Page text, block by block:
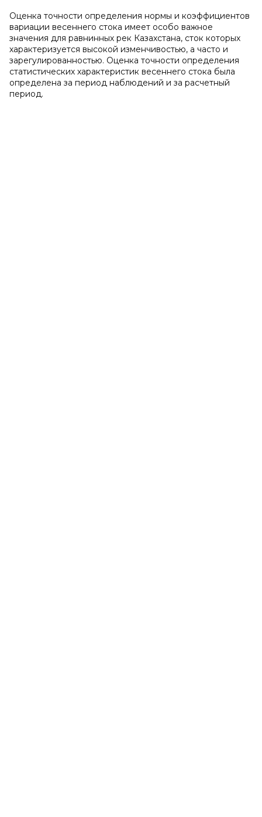
Оценка точности определения нормы и коэффициентов
вариации весеннего стока имеет особо важное
значения для равнинных рек Казахстана, сток которых
характеризуется высокой изменчивостью, а часто и
зарегулированностью. Оценка точности определения
статистических характеристик весеннего стока была
определена за период наблюдений и за расчетный
период.